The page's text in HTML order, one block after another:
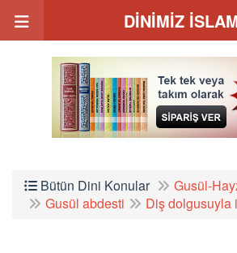
DİNİMİZ
Bütün Dini Konular
Gusül-
Gusül abdesti
Diş dolgusuyla